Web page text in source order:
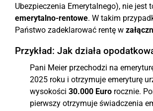
Ubezpieczenia Emerytalnego), nie jest
emerytalno-rentowe. W takim
Państwo zadeklarować rentę w
Przykład: Jak działa
Pani Meier przechodzi na
2025 roku i otrzymuje emeryturę
wysokości 30.000 Euro rocznie.
pierwszy otrzymuje świadczenia